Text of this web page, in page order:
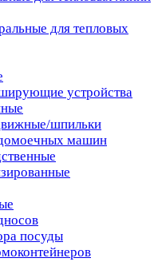
для тепловых
устройства
шпильки
машин
посуды